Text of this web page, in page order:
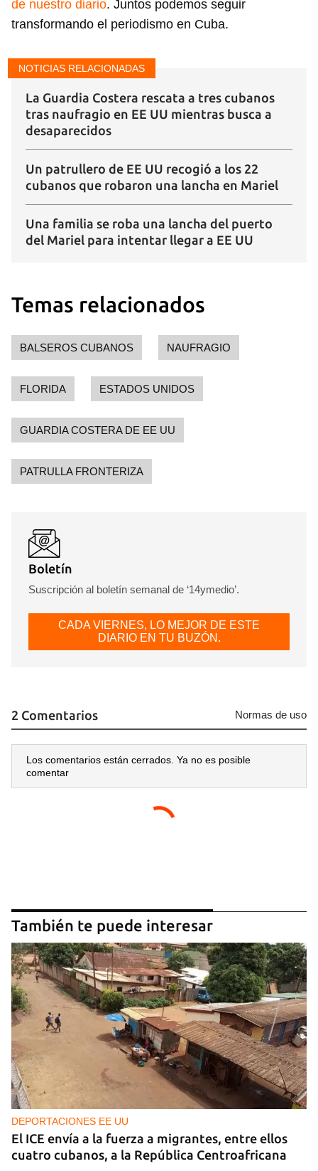
Guardar como favorito
Para poder guardar como favorito, primero has de
iniciar sesión con tu cuenta de 14ymedio.
de nuestro diario. Juntos podemos seguir
transformando el periodismo en Cuba.
NOTICIAS RELACIONADAS
La Guardia Costera rescata a tres cubanos
tras naufragio en EE UU mientras busca a
desaparecidos
Un patrullero de EE UU recogió a los 22
cubanos que robaron una lancha en Mariel
Una familia se roba una lancha del puerto
del Mariel para intentar llegar a EE UU
Temas relacionados
BALSEROS CUBANOS NAUFRAGIO
FLORIDA ESTADOS UNIDOS
GUARDIA COSTERA DE EE UU
PATRULLA FRONTERIZA
Boletín
Suscripción al boletín semanal de ‘14ymedio’.
CADA VIERNES, LO MEJOR DE ESTE
DIARIO EN TU BUZÓN.
2 Comentarios Normas de uso
Los comentarios están cerrados. Ya no es posible
comentar
También te puede interesar
DEPORTACIONES EE UU
El ICE envía a la fuerza a migrantes, entre ellos
cuatro cubanos, a la República Centroafricana